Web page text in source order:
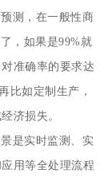
测，在一般性商
，如果是99%就
准确率的要求达
比如定制生产，
济损失。
是实时监测、实
用等全处理流程